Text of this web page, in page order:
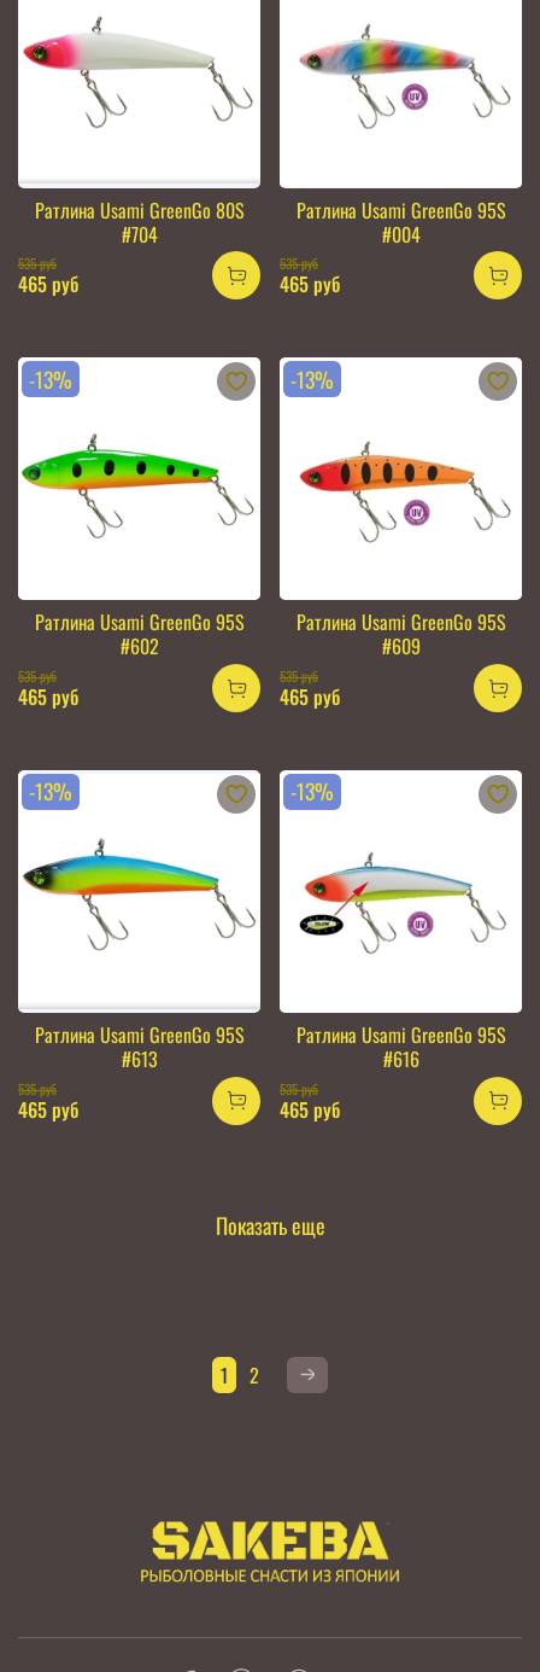
Ратлина Usami GreenGo 80S
#704
535 руб
465 руб
Ратлина Usami GreenGo 95S
#004
535 руб
465 руб
-13%
Ратлина Usami GreenGo 95S
#602
535 руб
465 руб
-13%
Ратлина Usami GreenGo 95S
#609
535 руб
465 руб
-13%
Ратлина Usami GreenGo 95S
#613
535 руб
465 руб
-13%
Ратлина Usami GreenGo 95S
#616
535 руб
465 руб
Показать еще
1 2